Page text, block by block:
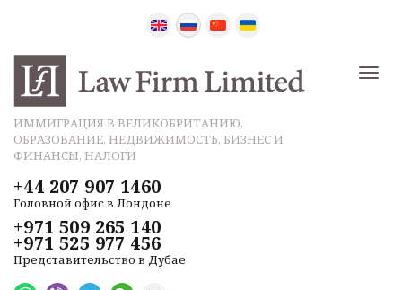
ИММИГРАЦИЯ В ВЕЛИКОБРИТАНИЮ,
ОБРАЗОВАНИЕ, НЕДВИЖИМОСТЬ, БИЗНЕС И
ФИНАНСЫ, НАЛОГИ
+44 207 907 1460
Головной офис в Лондоне
+971 509 265 140
+971 525 977 456
Представительство в Дубае